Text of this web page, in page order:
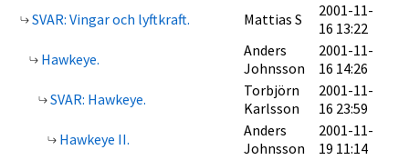
SVAR: Vingar och lyftkraft.
Mattias S
2001-11-
16 13:22
Hawkeye.
Anders
Johnsson
2001-11-
16 14:26
SVAR: Hawkeye.
Torbjörn
Karlsson
2001-11-
16 23:59
Hawkeye II.
Anders
Johnsson
2001-11-
19 11:14